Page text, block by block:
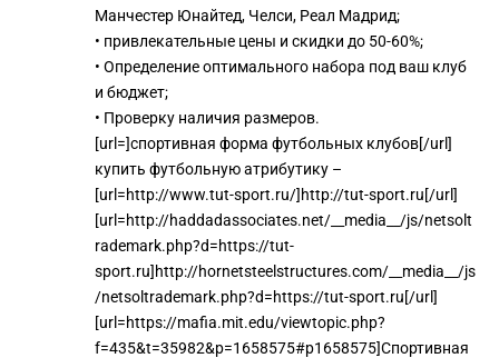
Манчестер Юнайтед, Челси, Реал Мадрид;
• привлекательные цены и скидки до 50-60%;
• Определение оптимального набора под ваш клуб
и бюджет;
• Проверку наличия размеров.
[url=]спортивная форма футбольных клубов[/url]
купить футбольную атрибутику –
[url=http://www.tut-sport.ru/]http://tut-sport.ru[/url]
[url=http://haddadassociates.net/__media__/js/netsolt
rademark.php?d=https://tut-
sport.ru]http://hornetsteelstructures.com/__media__/js
/netsoltrademark.php?d=https://tut-sport.ru[/url]
[url=https://mafia.mit.edu/viewtopic.php?
f=435&t=35982&p=1658575#p1658575]Спортивная